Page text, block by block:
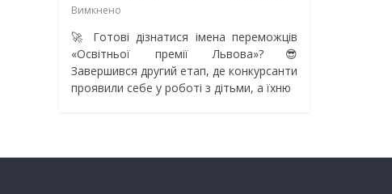
Вимкнено
🚀 Готові дізнатися імена переможців
«Освітньої премії Львова»?😎
Завершився другий етап, де конкурсанти
проявили себе у роботі з дітьми, а їхню